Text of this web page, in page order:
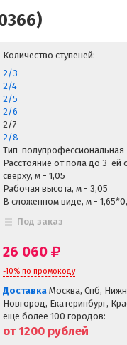
Количество ступеней:
2/3
2/4
2/5
2/6
2/7
2/8
Тип-полупрофессиональная
Расстояние от пола до 3-ей
сверху, м - 1,05
Рабочая высота, м - 3,05
В сложенном виде, м -
Под заказ
26 060
-10% по промокоду
Доставка Москва, Спб,
Новгород, Екатеринбург,
еще более 100 городов:
от 1200 рублей